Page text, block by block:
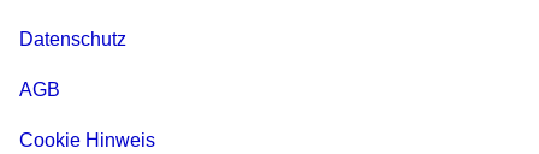
Datenschutz
AGB
Cookie Hinweis